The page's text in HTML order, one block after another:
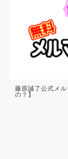
藤原誠了公式メ
の？】